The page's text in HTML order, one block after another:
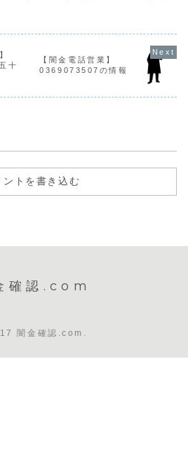
件聞くだ
いので連
！
なけれ
情報がありませ
ん。取り立て時は
を始めます。非常
登録もなく
情報があり
ん。最初は
対応でも、
悪くなると
な言葉遣い
十
【闇金電話営業】
0369073507の情報
ントを書き込む
確認.com
闇金確認.com.